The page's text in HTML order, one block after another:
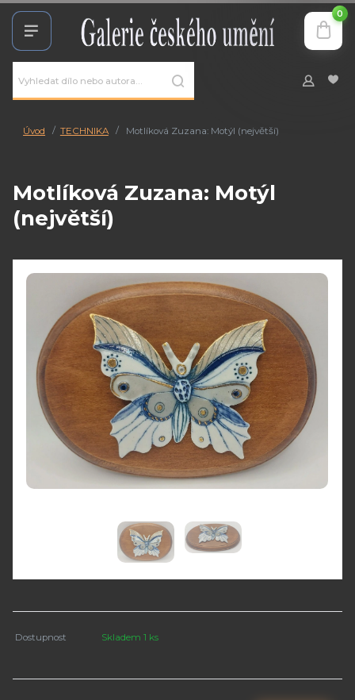
0
Úvod TECHNIKA Motlíková Zuzana: Motýl (největší)
Motlíková Zuzana: Motýl
(největší)
Dostupnost Skladem 1 ks